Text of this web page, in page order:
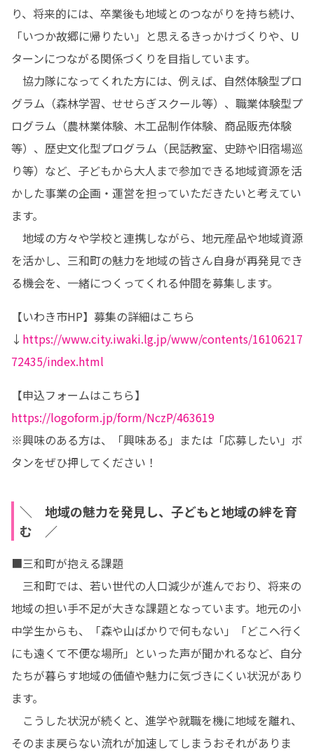
り、将来的には、卒業後も地域とのつながりを持ち続け、
「いつか故郷に帰りたい」と思えるきっかけづくりや、U
ターンにつながる関係づくりを目指しています。
協力隊になってくれた方には、例えば、自然体験型プロ
グラム（森林学習、せせらぎスクール等）、職業体験型プ
ログラム（農林業体験、木工品制作体験、商品販売体験
等）、歴史文化型プログラム（民話教室、史跡や旧宿場巡
り等）など、子どもから大人まで参加できる地域資源を活
かした事業の企画・運営を担っていただきたいと考えてい
ます。
地域の方々や学校と連携しながら、地元産品や地域資源
を活かし、三和町の魅力を地域の皆さん自身が再発見でき
る機会を、一緒につくってくれる仲間を募集します。
【いわき市HP】募集の詳細はこちら
↓ https://www.city.iwaki.lg.jp/www/contents/16106217
72435/index.html
【申込フォームはこちら】
https://logoform.jp/form/NczP/463619
※興味のある方は、「興味ある」または「応募したい」ボ
タンをぜひ押してください！
＼ 地域の魅力を発見し、子どもと地域の絆を育
む ／
■三和町が抱える課題
三和町では、若い世代の人口減少が進んでおり、将来の
地域の担い手不足が大きな課題となっています。地元の小
中学生からも、「森や山ばかりで何もない」「どこへ行く
にも遠くて不便な場所」といった声が聞かれるなど、自分
たちが暮らす地域の価値や魅力に気づきにくい状況があり
ます。
こうした状況が続くと、進学や就職を機に地域を離れ、
そのまま戻らない流れが加速してしまうおそれがありま